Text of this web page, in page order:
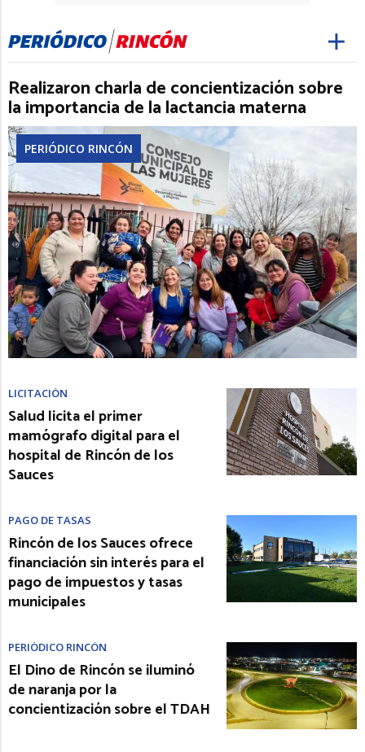
Realizaron charla de concientización sobre
la importancia de la lactancia materna
PERIÓDICO RINCÓN
LICITACIÓN
Salud licita el primer
mamógrafo digital para el
hospital de Rincón de los
Sauces
PAGO DE TASAS
Rincón de los Sauces ofrece
financiación sin interés para el
pago de impuestos y tasas
municipales
PERIÓDICO RINCÓN
El Dino de Rincón se iluminó
de naranja por la
concientización sobre el TDAH